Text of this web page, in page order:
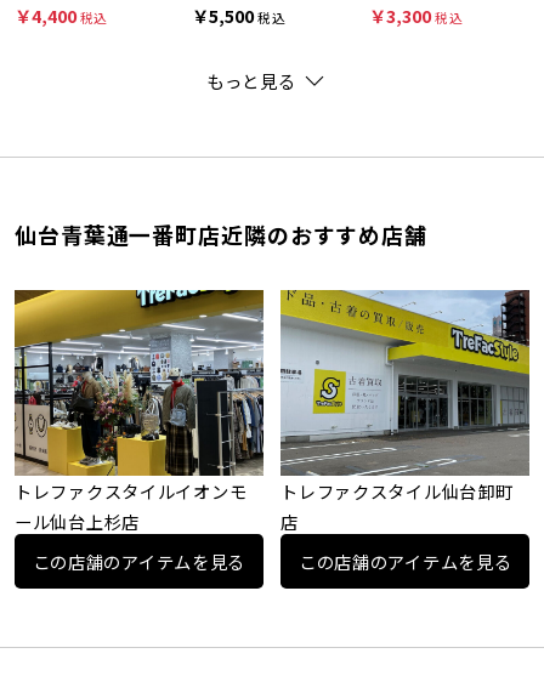
￥4,400税込 ￥5,500税込 ￥3,300税込
もっと見る
仙台青葉通一番町店近隣のおすすめ店舗
トレファクスタイルイオンモ
ール仙台上杉店
この店舗のアイテムを見る
トレファクスタイル仙台卸町
店
この店舗のアイテムを見る